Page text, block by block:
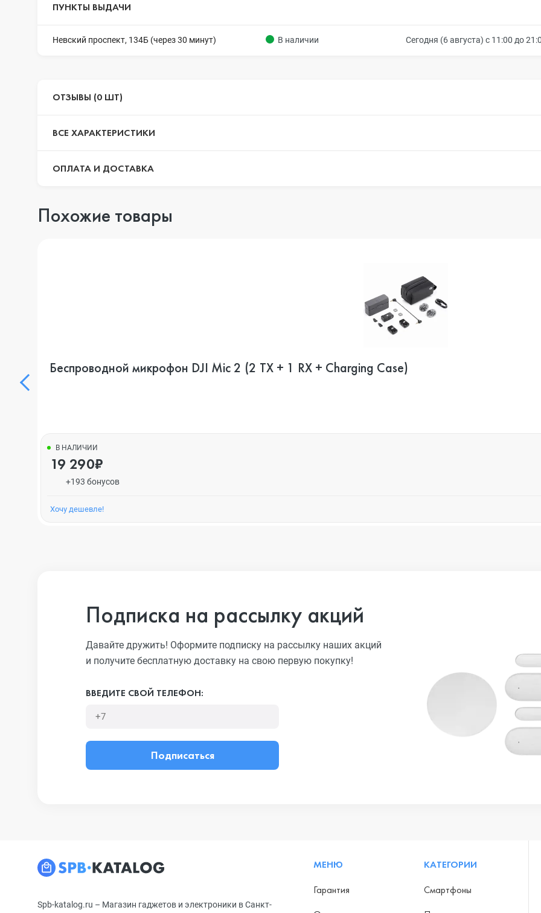
ПУНКТЫ ВЫДАЧИ
Невский проспект, 134Б (через 30 минут) В наличии Сегодня (6 августа) с 11:00 до
ОТЗЫВЫ (0 ШТ)
ВСЕ ХАРАКТЕРИСТИКИ
ОПЛАТА И ДОСТАВКА
Похожие товары
Беспроводной микрофон DJI Mic 2 (2 TX + 1 RX + Charging Case)
В НАЛИЧИИ
19 290₽
+193 бонусов
Хочу дешевле!
Подписка на рассылку акций
Давайте дружить! Оформите подписку на рассылку наших акций
и получите бесплатную доставку на свою первую покупку!
ВВЕДИТЕ СВОЙ ТЕЛЕФОН:
Подписаться
Spb-katalog.ru – Магазин гаджетов и электроники в Санкт-
МЕНЮ
Гарантия
КАТЕГОРИИ
Смартфоны